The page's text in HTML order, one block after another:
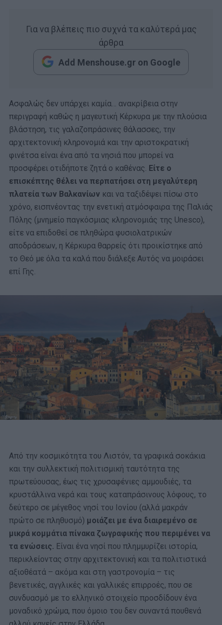
Για να βλέπεις πιο συχνά τα καλύτερά μας
άρθρα
Add Menshouse.gr on Google
Ασφαλώς δεν υπάρχει καμία… ανακρίβεια στην
περιγραφή καθώς η μαγευτική Κέρκυρα με την πλούσια
βλάστηση, τις γαλαζοπράσινες θάλασσες, την
αρχιτεκτονική κληρονομιά και την αριστοκρατική
φινέτσα είναι ένα από τα νησιά που μπορεί να
προσφέρει οτιδήποτε ζητά ο καθένας. Είτε ο
επισκέπτης θέλει να περπατήσει στη μεγαλύτερη
πλατεία των Βαλκανίων και να ταξιδέψει πίσω στο
χρόνο, εισπνέοντας την ενετική ατμόσφαιρα της Παλιάς
Πόλης (μνημείο παγκόσμιας κληρονομιάς της Unesco),
είτε να επιδοθεί σε πληθώρα φυσιολατρικών
αποδράσεων, η Κέρκυρα θαρρείς ότι προικίστηκε από
το Θεό με όλα τα καλά που διάλεξε Αυτός να μοιράσει
επί Γης.
Από την κοσμικότητα του Λιστόν, τα γραφικά σοκάκια
και την συλλεκτική πολιτισμική ταυτότητα της
πρωτεύουσας, έως τις χρυσαφένιες αμμουδιές, τα
κρυστάλλινα νερά και τους καταπράσινους λόφους, το
δεύτερο σε μέγεθος νησί του Ιονίου (αλλά μακράν
πρώτο σε πληθυσμό) μοιάζει με ένα διαιρεμένο σε
μικρά κομμάτια πίνακα ζωγραφικής που περιμένει να
τα ενώσεις. Είναι ένα νησί που πλημμυρίζει ιστορία,
περικλείοντας στην αρχιτεκτονική και τα πολιτιστικά
αξιοθέατά – ακόμα και στη γαστρονομία – τις
βενετικές, αγγλικές και γαλλικές επιρροές, που σε
συνδυασμό με το ελληνικό στοιχείο προσδίδουν ένα
μοναδικό χρώμα, που όμοιο του δεν συναντά πουθενά